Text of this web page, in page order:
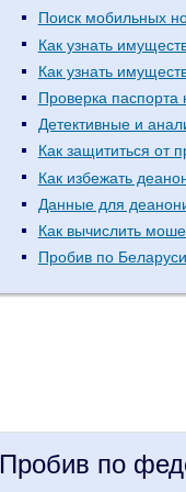
Поиск мобильных
Как узнать
Как узнать
Проверка паспорта
Детективные и
Как защититься от
Как избежать
Данные для
Как вычислить
Пробив по Беларуси
Пробив по